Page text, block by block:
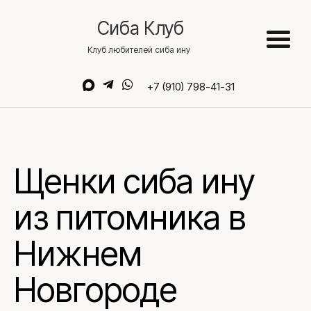
Сиба Клуб
Клуб любителей сиба ину
+7 (910) 798-41-31
Щенки сиба ину
из питомника в
Нижнем
Новгороде